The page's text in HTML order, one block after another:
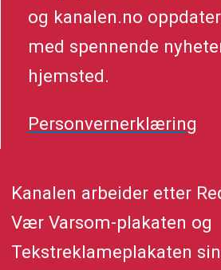
og kanalen.no
med spennende
hjemsted.
Personvernerklæring
Kanalen arbeider etter
Vær Varsom-plakaten og
Tekstreklameplakaten